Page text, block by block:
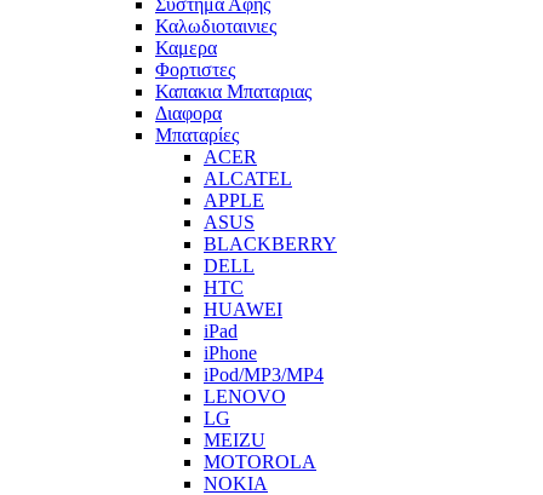
Συστημα Αφης
Καλωδιοταινιες
Καμερα
Φορτιστες
Καπακια Μπαταριας
Διαφορα
Μπαταρίες
ACER
ALCATEL
APPLE
ASUS
BLACKBERRY
DELL
HTC
HUAWEI
iPad
iPhone
iPod/MP3/MP4
LENOVO
LG
MEIZU
MOTOROLA
NOKIA